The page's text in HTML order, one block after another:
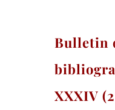
Bulletin
XXXIV